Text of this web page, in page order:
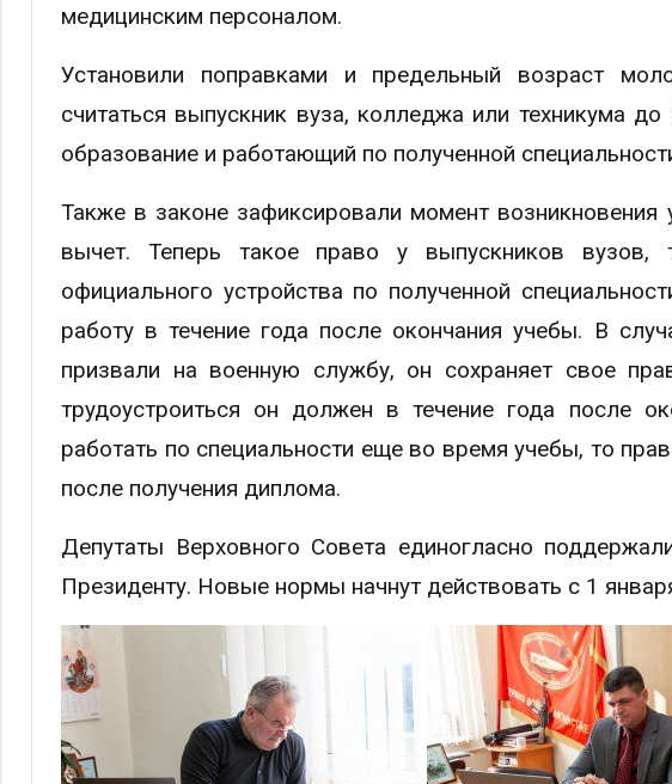
медицинским персоналом.
Установили поправками и предельный возраст
считаться выпускник вуза, колледжа или техникума
образование и работающий по полученной
Также в законе зафиксировали момент
вычет. Теперь такое право у выпускников вузов,
официального устройства по полученной
работу в течение года после окончания учебы. В
призвали на военную службу, он сохраняет свое
трудоустроиться он должен в течение года после
работать по специальности еще во время учебы, то
после получения диплома.
Депутаты Верховного Совета единогласно
Президенту. Новые нормы начнут действовать с 1